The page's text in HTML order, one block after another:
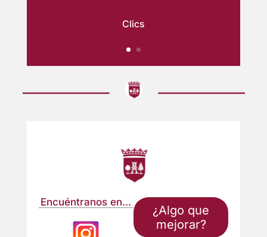
Clics
Encuéntranos en...
¿Algo que
mejorar?